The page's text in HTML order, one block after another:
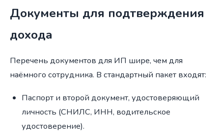
Документы для подтверждения
дохода
Перечень документов для ИП шире, чем для
наёмного сотрудника. В стандартный пакет входят:
Паспорт и второй документ, удостоверяющий
личность (СНИЛС, ИНН, водительское
удостоверение).